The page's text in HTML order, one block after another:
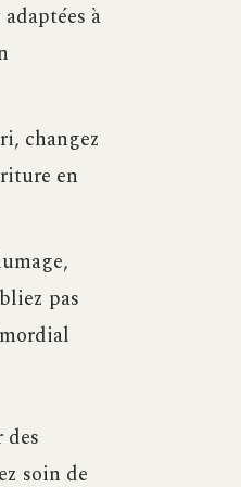
à
changez
en
pas
soin de